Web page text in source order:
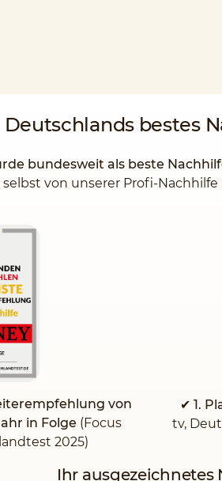
Deutschlands bestes
bundesweit als beste
selbst von unserer Profi-
von
in Folge (Focus
2025)
✔ 1.
tv,
Ihr